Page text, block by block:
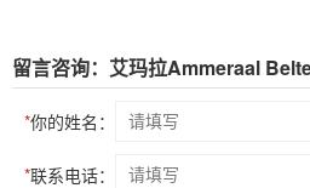
留言咨询：艾玛拉Ammeraal
*你的姓名：
*联系电话：